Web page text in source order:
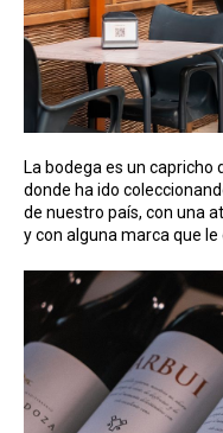
La bodega es un capricho
donde ha ido
de nuestro país, con una
y con alguna marca que